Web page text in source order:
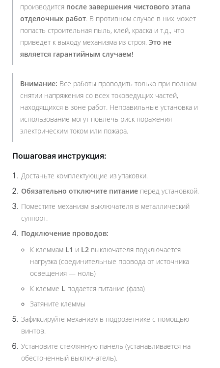
производится после завершения чистового этапа
отделочных работ. В противном случае в них может
попасть строительная пыль, клей, краска и т.д., что
приведет к выходу механизма из строя. Это не
является гарантийным случаем!
Внимание: Все работы проводить только при полном
снятии напряжения со всех токоведущих частей,
находящихся в зоне работ. Неправильные установка и
использование могут повлечь риск поражения
электрическим током или пожара.
Пошаговая инструкция:
Достаньте комплектующие из упаковки.
Обязательно отключите питание перед установкой.
Поместите механизм выключателя в металлический
суппорт.
Подключение проводов:
К клеммам L1 и L2 выключателя подключается
нагрузка (соединительные провода от источника
освещения — ноль)
К клемме L подается питание (фаза)
Затяните клеммы
Зафиксируйте механизм в подрозетнике с помощью
винтов.
Установите стеклянную панель (устанавливается на
обесточенный выключатель).